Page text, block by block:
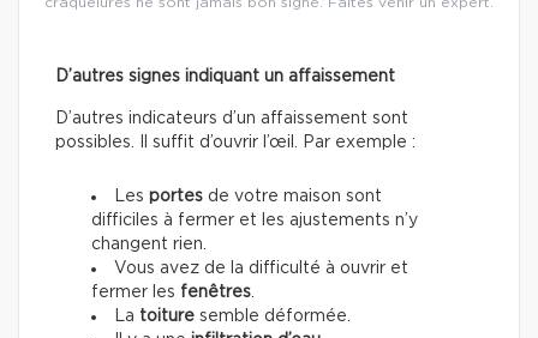
D’autres signes indiquant un affaissement
D’autres indicateurs d’un affaissement sont
possibles. Il suffit d’ouvrir l’œil. Par exemple :
Les portes de votre maison sont
difficiles à fermer et les ajustements n’y
changent rien.
Vous avez de la difficulté à ouvrir et
fermer les fenêtres.
La toiture semble déformée.